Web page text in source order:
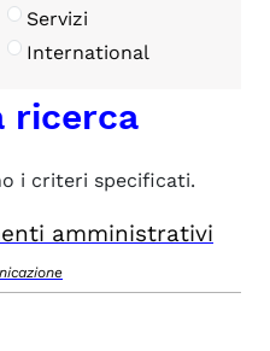
Servizi
International
ricerca
i criteri specificati.
amministrativi